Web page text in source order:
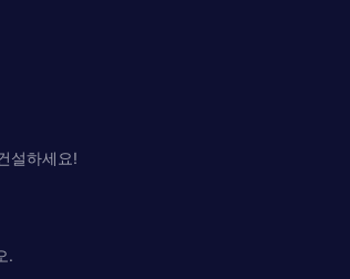
설하세요!
.